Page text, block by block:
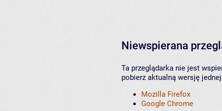
Niewspierana
Ta przeglądarka nie jest
pobierz aktualną wersję
Mozilla Firefox
Google Chrome